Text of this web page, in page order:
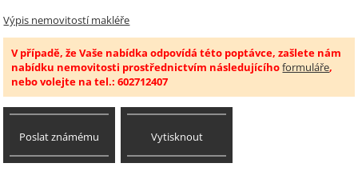
Výpis nemovitostí makléře
V případě, že Vaše nabídka odpovídá této poptávce, zašlete nám
nabídku nemovitosti prostřednictvím následujícíhoformuláře,
nebo volejte na tel.: 602712407
Poslat známému Vytisknout